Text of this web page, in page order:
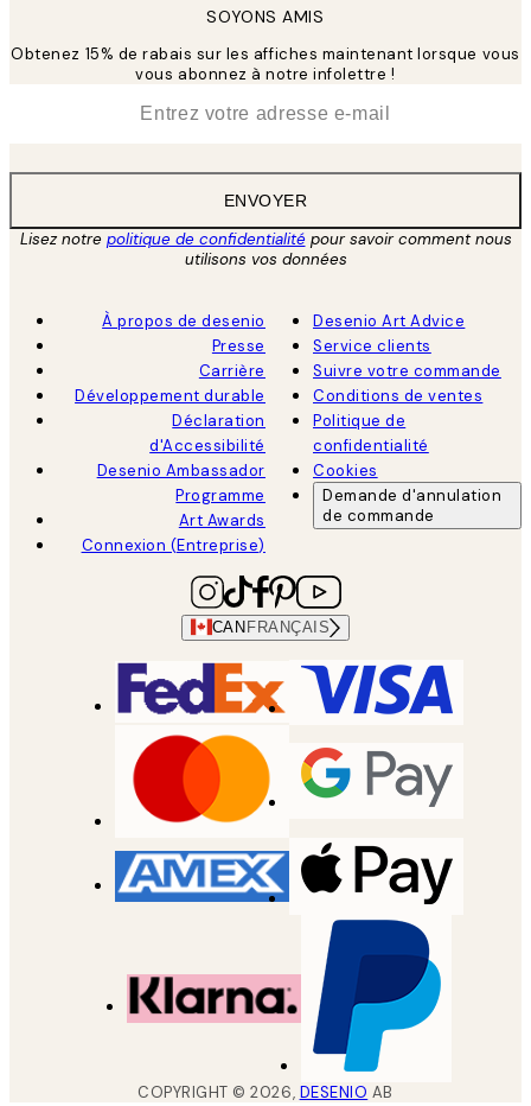
SOYONS AMIS
Obtenez 15% de rabais sur les affiches maintenant lorsque vous
vous abonnez à notre infolettre !
ENVOYER
Lisez notre politique de confidentialitépour savoir comment nous
utilisons vos données
À propos de desenio
Presse
Carrière
Développement durable
Déclaration
d'Accessibilité
Desenio Ambassador
Programme
Art Awards
Connexion (Entreprise)
Desenio Art Advice
Service clients
Suivre votre commande
Conditions de ventes
Politique de
confidentialité
Cookies
Demande d'annulation
de commande
CAN FRANÇAIS
COPYRIGHT ©2026, DESENIO AB